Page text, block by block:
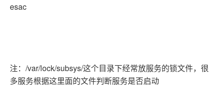
esac
注：/var/lock/subsys/这个目录下经常放服务的锁文件，很
多服务根据这里面的文件判断服务是否启动